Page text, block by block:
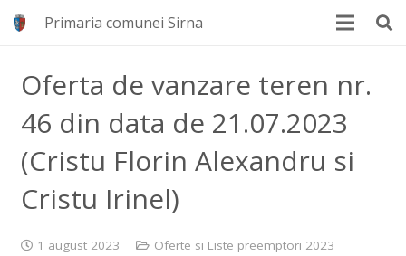
Primaria comunei Sirna
Oferta de vanzare teren nr.
46 din data de 21.07.2023
(Cristu Florin Alexandru si
Cristu Irinel)
1 august 2023 Oferte si Liste preemptori 2023